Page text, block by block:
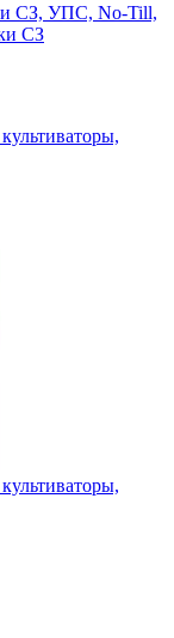
СЗ, УПС, No-Till,
СЗ